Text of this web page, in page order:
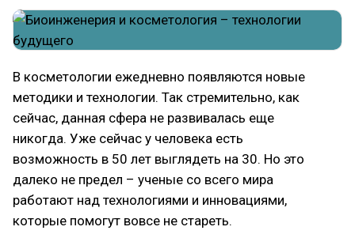
В косметологии ежедневно появляются новые
методики и технологии. Так стремительно, как
сейчас, данная сфера не развивалась еще
никогда. Уже сейчас у человека есть
возможность в 50 лет выглядеть на 30. Но это
далеко не предел – ученые со всего мира
работают над технологиями и инновациями,
которые помогут вовсе не стареть.